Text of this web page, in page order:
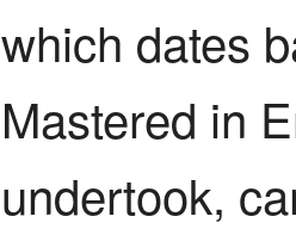
which dates
Mastered in
undertook,